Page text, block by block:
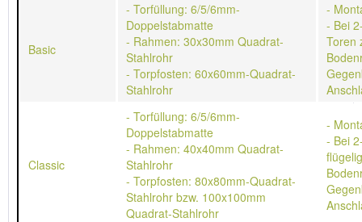
Basic
- Torfüllung: 6/5/6mm-
Doppelstabmatte
- Rahmen: 30x30mm Quadrat-
Stahlrohr
- Torpfosten: 60x60mm-Quadrat-
Stahlrohr
-
- Bei
Toren
Classic
- Torfüllung: 6/5/6mm-
Doppelstabmatte
- Rahmen: 40x40mm Quadrat-
Stahlrohr
- Torpfosten: 80x80mm-Quadrat-
Stahlrohr bzw. 100x100mm
Quadrat-Stahlrohr
-
- Bei